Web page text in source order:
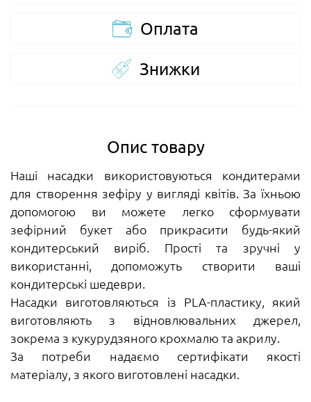
Оплата
Знижки
Опис товару
Наші насадки використовуються кондитерами
для створення зефіру у вигляді квітів. За їхньою
допомогою ви можете легко сформувати
зефірний букет або прикрасити будь-який
кондитерський виріб. Прості та зручні у
використанні, допоможуть створити ваші
кондитерські шедеври.
Насадки виготовляються із PLA-пластику, який
виготовляють з відновлювальних джерел,
зокрема з кукурудзяного крохмалю та акрилу.
За потреби надаємо сертифікати якості
матеріалу, з якого виготовлені насадки.